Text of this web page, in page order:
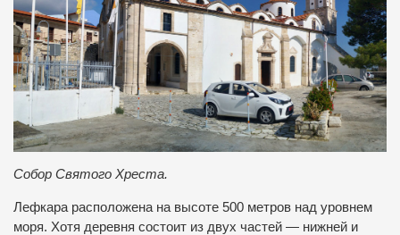
Собор Святого Хреста.
Лефкара расположена на высоте 500 метров над уровнем
моря. Хотя деревня состоит из двух частей — нижней и